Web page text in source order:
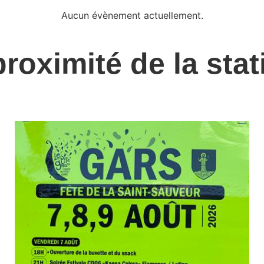
Aucun évènement actuellement.
de la